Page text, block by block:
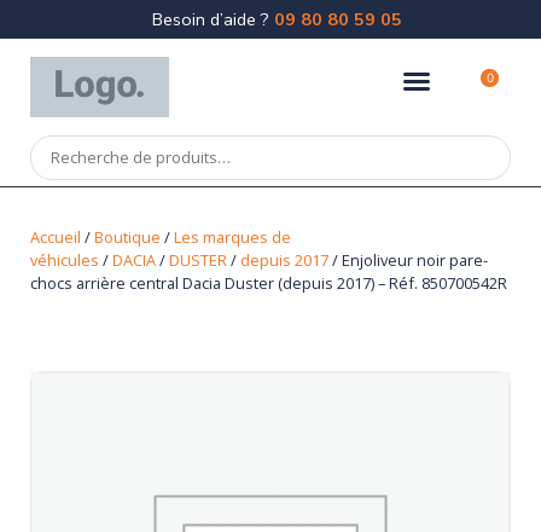
Besoin d’aide ? 09 80 80 59 05
0
Accueil /Boutique /Les marques de
véhicules /DACIA/DUSTER/ depuis 2017/ Enjoliveur noir pare-
chocs arrière central Dacia Duster (depuis 2017) – Réf. 850700542R